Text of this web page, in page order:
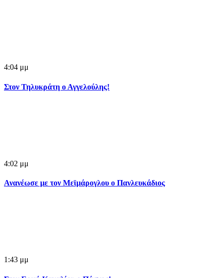
4:04 μμ
Στον Τηλυκράτη ο Αγγελούλης!
4:02 μμ
Ανανέωσε με τον Μεϊμάρογλου ο Πανλευκάδιος
1:43 μμ